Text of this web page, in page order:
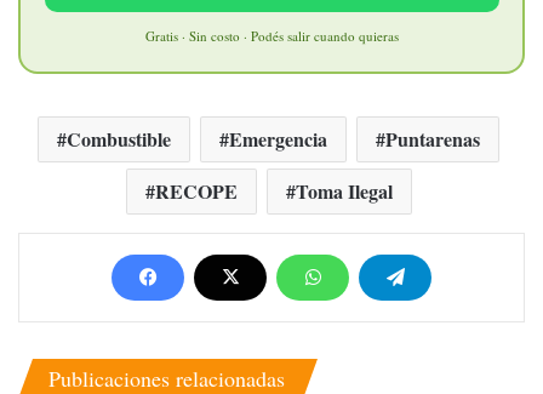
Gratis · Sin costo · Podés salir cuando quieras
Combustible Emergencia
Puntarenas
RECOPE
Toma Ilegal
Publicaciones relacionadas